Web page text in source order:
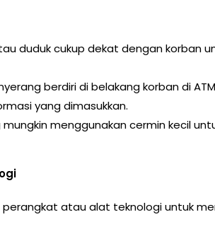
duduk cukup dekat dengan korban
berdiri di belakang korban di
yang dimasukkan.
mungkin menggunakan cermin kecil
perangkat atau alat teknologi untuk